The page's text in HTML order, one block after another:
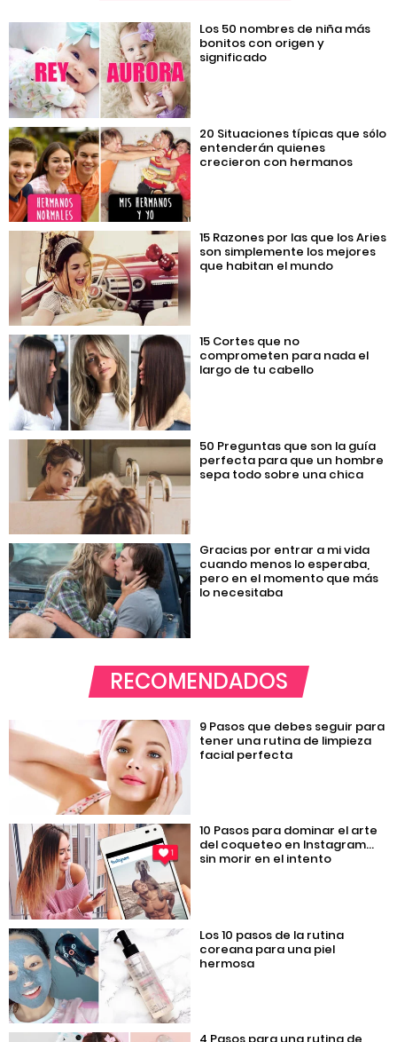
Los 50 nombres de niña más
bonitos con origen y
significado
20 Situaciones típicas que sólo
entenderán quienes
crecieron con hermanos
15 Razones por las que los Aries
son simplemente los mejores
que habitan el mundo
15 Cortes que no
comprometen para nada el
largo de tu cabello
50 Preguntas que son la guía
perfecta para que un hombre
sepa todo sobre una chica
Gracias por entrar a mi vida
cuando menos lo esperaba,
pero en el momento que más
lo necesitaba
RECOMENDADOS
9 Pasos que debes seguir para
tener una rutina de limpieza
facial perfecta
10 Pasos para dominar el arte
del coqueteo en Instagram…
sin morir en el intento
Los 10 pasos de la rutina
coreana para una piel
hermosa